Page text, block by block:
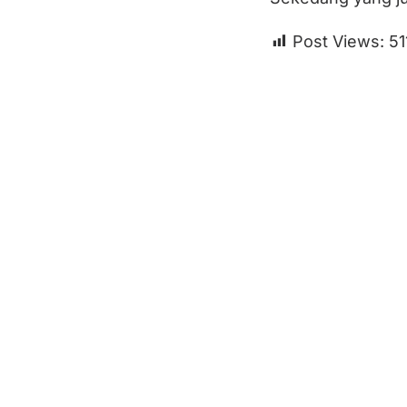
Post Views: